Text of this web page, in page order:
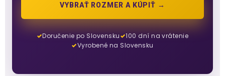
VYBRAŤ ROZMER A KÚPIŤ →
Doručenie po Slovensku
100 dní na vrátenie
Vyrobené na Slovensku